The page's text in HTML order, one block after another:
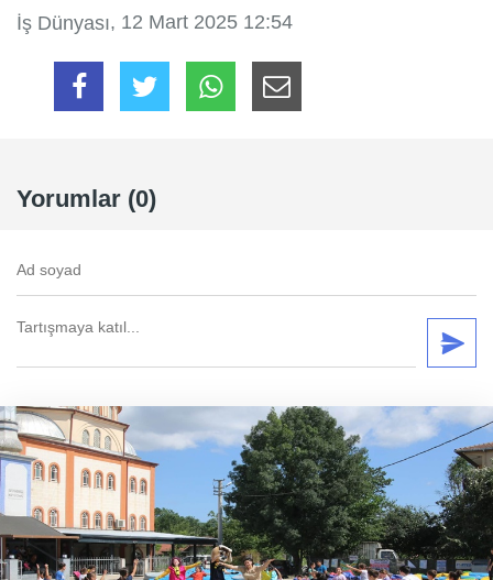
İş Dünyası, 12 Mart 2025 12:54
Yorumlar (0)